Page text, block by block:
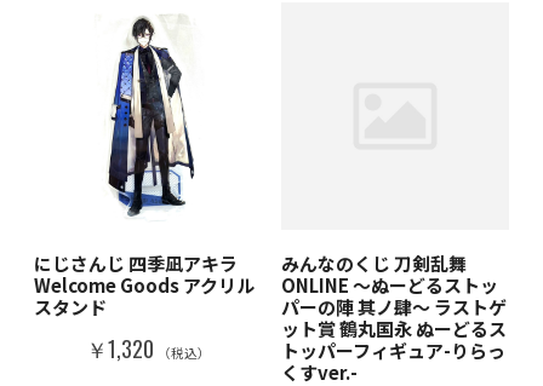
にじさんじ 四季凪アキラ
Welcome Goods アクリル
スタンド
￥1,320 （税込）
みんなのくじ 刀剣乱舞
ONLINE ～ぬーどるストッ
パーの陣 其ノ肆～ ラストゲ
ット賞 鶴丸国永 ぬーどるス
トッパーフィギュア-りらっ
くすver.-